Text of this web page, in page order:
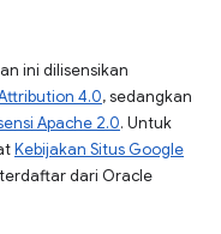
ini dilisensikan
4.0, sedangkan
Apache 2.0. Untuk
Kebijakan Situs Google
dari Oracle